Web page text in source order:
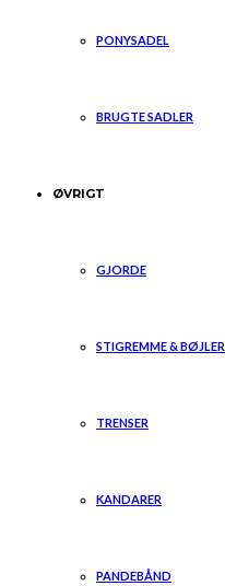
PONYSADEL
BRUGTE SADLER
ØVRIGT
GJORDE
STIGREMME & BØJLER
TRENSER
KANDARER
PANDEBÅND